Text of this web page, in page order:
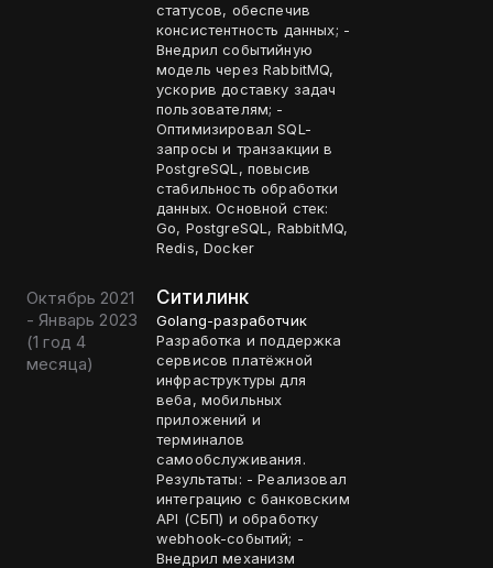
статусов, обеспечив
консистентность данных; -
Внедрил событийную
модель через RabbitMQ,
ускорив доставку задач
пользователям; -
Оптимизировал SQL-
запросы и транзакции в
PostgreSQL, повысив
стабильность обработки
данных. Основной стек:
Go, PostgreSQL, RabbitMQ,
Redis, Docker
Октябрь 2021
- Январь 2023
(1 год 4
месяца)
Ситилинк
Golang-разработчик
Разработка и поддержка
сервисов платёжной
инфраструктуры для
веба, мобильных
приложений и
терминалов
самообслуживания.
Результаты: - Реализовал
интеграцию с банковским
API (СБП) и обработку
webhook-событий; -
Внедрил механизм